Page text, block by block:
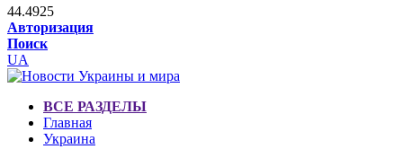
44.4925
Авторизация
Поиск
UA
ВСЕ РАЗДЕЛЫ
Главная
Украина